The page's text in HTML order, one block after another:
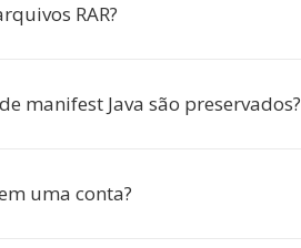
RAR?
manifest Java são preservados?
uma conta?